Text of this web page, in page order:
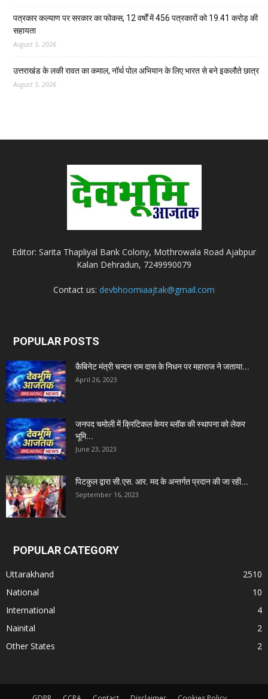
पत्रकार कल्याण पर सरकार का फोकस, 12 वर्षों में 456 पत्रकारों को 19.41 करोड़ की
सहायता
August 5, 2026
उत्तराखंड के लकी रावत का कमाल, नॉर्थ पोल अभियान के लिए भारत से बने इकलौते छात्र
August 5, 2026
Editor: Sarita Thapliyal Bank Colony, Mothrowala Road Ajabpur
Kalan Dehradun, 7249990079
Contact us: devbhoomiaajtak@gmail.com
POPULAR POSTS
कैबिनेट मंत्री चन्दन राम दास के निधन पर महाराज ने जताया...
April 26, 2023
जनपद चमोली में क्रिटिकल केयर ब्लॉक की स्थापना को लेकर
भूमि...
June 23, 2023
पिटकुल द्वारा सी.एस. आर. मद के अन्तर्गत प्रदान की जा रही...
September 16, 2023
POPULAR CATEGORY
Uttarakhand
2510
National
10
International
4
Nainital
2
Other States
2